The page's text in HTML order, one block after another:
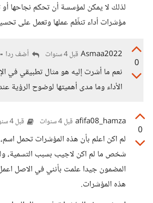
لذلك لا يمكن لمؤسسة أن تحكم نجاحها
مؤشرات أداء تنظّم عملها وتعمل على
0
Asmaa2022 قبل 4 سنوات أضف ردا
نعم ما أشرت إليه هو مثال تطبيقي في
الأداء وما مدى أهميتها لوضوح الرؤية
0
afifa08_hamza قبل 4 سنوات قبل 4 سنوات
لم اكن اعلم بأن هذه المؤشرات تحمل
شخص ما لم اكن لاجيب بسبب التسمية،
المضمون جيدا علمت بأنني في الاصل
هذه المؤشرات.